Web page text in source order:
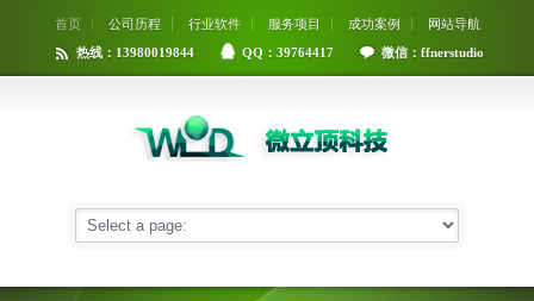
首页 公司历程 行业软件 服务项目 成功案例
网站导航
热线：13980019844
QQ：39764417 微信：ffnerstudio